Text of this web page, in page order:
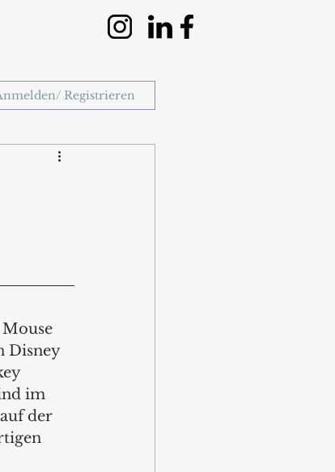
Registrieren
Disney
im
der